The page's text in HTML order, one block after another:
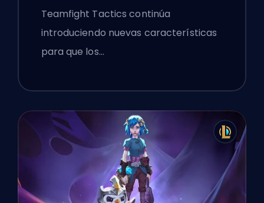
Conjunto 12
Teamfight Tactics continúa
introduciendo nuevas características
para que los…